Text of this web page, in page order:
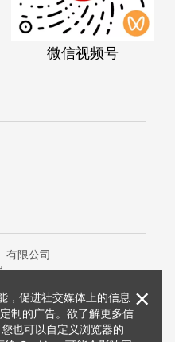
，促进社交媒体上的信息
制的广告。欲了解更多信
也可以自定义浏览器的
×
微信视频号
有限公司